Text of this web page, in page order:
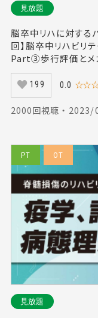
見放題
脳卒中リハに対する
回】脳卒中リハビリ
Part③歩行評価とメ
199 0.0
2000回視聴 ・
PT OT
見放題